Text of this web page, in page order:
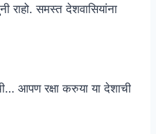
राहो. समस्त देशवासियांना
आपण रक्षा करुया या देशाची